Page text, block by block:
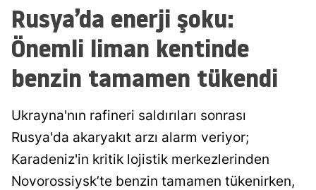
Rusya’da enerji şoku:
Önemli liman kentinde
benzin tamamen tükendi
Ukrayna'nın rafineri saldırıları sonrası
Rusya'da akaryakıt arzı alarm veriyor;
Karadeniz'in kritik lojistik merkezlerinden
Novorossiysk’te benzin tamamen tükenirken,